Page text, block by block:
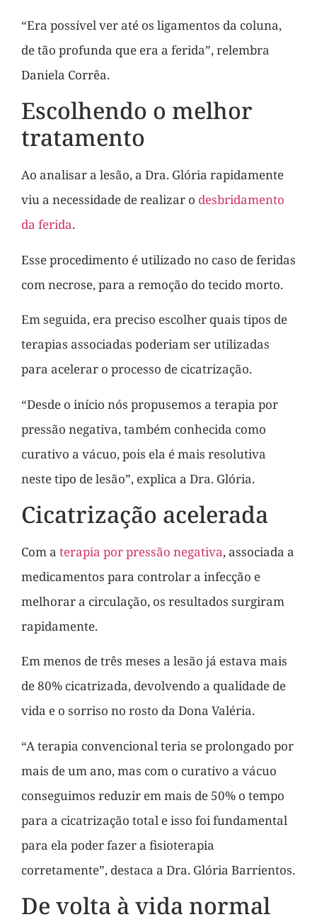
“Era possível ver até os ligamentos da coluna,
de tão profunda que era a ferida”, relembra
Daniela Corrêa.
Escolhendo o melhor
tratamento
Ao analisar a lesão, a Dra. Glória rapidamente
viu a necessidade de realizar o desbridamento
da ferida.
Esse procedimento é utilizado no caso de feridas
com necrose, para a remoção do tecido morto.
Em seguida, era preciso escolher quais tipos de
terapias associadas poderiam ser utilizadas
para acelerar o processo de cicatrização.
“Desde o início nós propusemos a terapia por
pressão negativa, também conhecida como
curativo a vácuo, pois ela é mais resolutiva
neste tipo de lesão”, explica a Dra. Glória.
Cicatrização acelerada
Com a terapia por pressão negativa, associada a
medicamentos para controlar a infecção e
melhorar a circulação, os resultados surgiram
rapidamente.
Em menos de três meses a lesão já estava mais
de 80% cicatrizada, devolvendo a qualidade de
vida e o sorriso no rosto da Dona Valéria.
“A terapia convencional teria se prolongado por
mais de um ano, mas com o curativo a vácuo
conseguimos reduzir em mais de 50% o tempo
para a cicatrização total e isso foi fundamental
para ela poder fazer a fisioterapia
corretamente”, destaca a Dra. Glória Barrientos.
De volta à vida normal